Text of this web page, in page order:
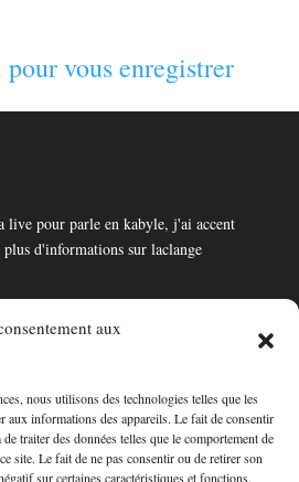
aux
nous utilisons des technologies telles que les
aux informations des appareils. Le fait de consentir
traiter des données telles que le comportement de
site. Le fait de ne pas consentir ou de retirer son
sur certaines caractéristiques et fonctions.
vous enregistrer
live pour parle en kabyle, j'ai accent
d'informations sur laclange
live pour parle en kabyle, j'ai accent